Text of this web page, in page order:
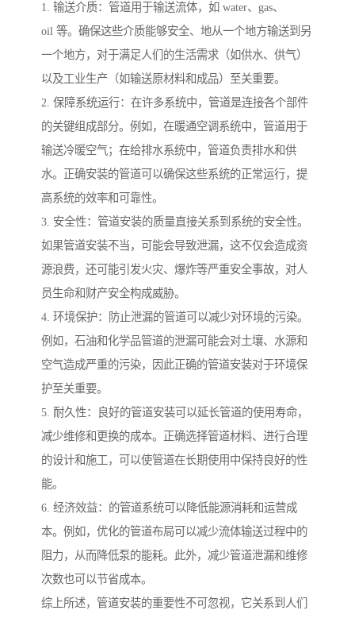
1. 输送介质：管道用于输送流体，如 water、gas、
oil 等。确保这些介质能够安全、地从一个地方输送到另
一个地方，对于满足人们的生活需求（如供水、供气）
以及工业生产（如输送原材料和成品）至关重要。
2. 保障系统运行：在许多系统中，管道是连接各个部件
的关键组成部分。例如，在暖通空调系统中，管道用于
输送冷暖空气；在给排水系统中，管道负责排水和供
水。正确安装的管道可以确保这些系统的正常运行，提
高系统的效率和可靠性。
3. 安全性：管道安装的质量直接关系到系统的安全性。
如果管道安装不当，可能会导致泄漏，这不仅会造成资
源浪费，还可能引发火灾、爆炸等严重安全事故，对人
员生命和财产安全构成威胁。
4. 环境保护：防止泄漏的管道可以减少对环境的污染。
例如，石油和化学品管道的泄漏可能会对土壤、水源和
空气造成严重的污染，因此正确的管道安装对于环境保
护至关重要。
5. 耐久性：良好的管道安装可以延长管道的使用寿命，
减少维修和更换的成本。正确选择管道材料、进行合理
的设计和施工，可以使管道在长期使用中保持良好的性
能。
6. 经济效益：的管道系统可以降低能源消耗和运营成
本。例如，优化的管道布局可以减少流体输送过程中的
阻力，从而降低泵的能耗。此外，减少管道泄漏和维修
次数也可以节省成本。
综上所述，管道安装的重要性不可忽视，它关系到人们